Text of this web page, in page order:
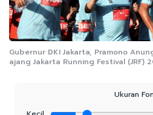
Gubernur DKI Jakarta, Pramono
ajang Jakarta Running Festival (JRF)
Ukuran